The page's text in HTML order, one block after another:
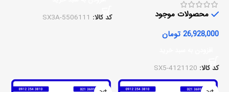
محصولات موجود
26,928,000 تومان
کد کالا: SX5-4121120
کد کالا: SX3A-5506111